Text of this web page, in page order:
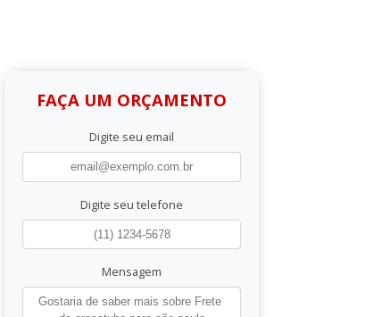
FAÇA UM ORÇAMENTO
Digite seu email
Digite seu telefone
Mensagem